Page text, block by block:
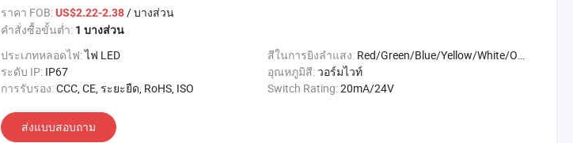
ราคา FOB:US$2.22-2.38/ บางส่วน
คำสั่งซื้อขั้นต่ำ: 1 บางส่วน
ประเภทหลอดไฟ:ไฟ LED สีในการยิงลำแสง: Red/Green/Blue/Yellow/White/Orange
ระดับ IP: IP67 อุณหภูมิสี: วอร์มไวท์
การรับรอง:CCC, CE, ระยะยืด, RoHS, ISO Switch Rating:20mA/24V
ส่งแบบสอบถาม